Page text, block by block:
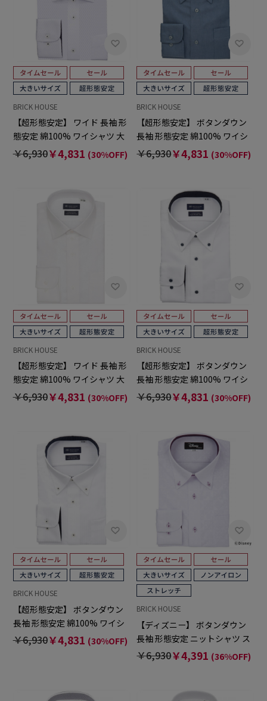
BRICK HOUSE
【超形態安定】 ワイド 長袖 形
態安定 綿100% ワイシャツ 大
きいサイズ
￥6,930￥4,831 (30%OFF)
BRICK HOUSE
【超形態安定】 ボタンダウン
長袖 形態安定 綿100% ワイシ
ャツ 大きいサイズ
￥6,930￥4,831 (30%OFF)
BRICK HOUSE
【超形態安定】 ワイド 長袖 形
態安定 綿100% ワイシャツ 大
きいサイズ
￥6,930￥4,831 (30%OFF)
BRICK HOUSE
【超形態安定】 ボタンダウン
長袖 形態安定 綿100% ワイシ
ャツ 大きいサイズ
￥6,930￥4,831 (30%OFF)
BRICK HOUSE
【超形態安定】 ボタンダウン
長袖 形態安定 綿100% ワイシ
ャツ 大きいサイズ
￥6,930￥4,831 (30%OFF)
BRICK HOUSE
【ディズニー】 ボタンダウン
長袖 形態安定 ニットシャツ ス
トレッチ 大きいサイズ
￥6,930￥4,391 (36%OFF)